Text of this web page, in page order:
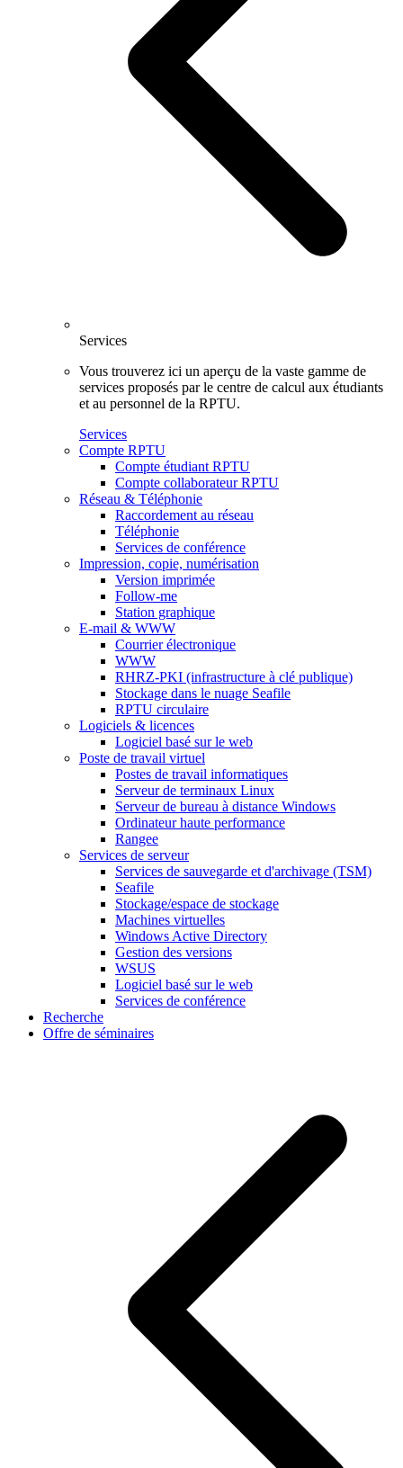
Services
Vous trouverez ici un aperçu de la vaste gamme de
services proposés par le centre de calcul aux étudiants
et au personnel de la RPTU.
Services
Compte RPTU
Compte étudiant RPTU
Compte collaborateur RPTU
Réseau & Téléphonie
Raccordement au réseau
Téléphonie
Services de conférence
Impression, copie, numérisation
Version imprimée
Follow-me
Station graphique
E-mail & WWW
Courrier électronique
WWW
RHRZ-PKI (infrastructure à clé publique)
Stockage dans le nuage Seafile
RPTU circulaire
Logiciels & licences
Logiciel basé sur le web
Poste de travail virtuel
Postes de travail informatiques
Serveur de terminaux Linux
Serveur de bureau à distance Windows
Ordinateur haute performance
Rangee
Services de serveur
Services de sauvegarde et d'archivage (TSM)
Seafile
Stockage/espace de stockage
Machines virtuelles
Windows Active Directory
Gestion des versions
WSUS
Logiciel basé sur le web
Services de conférence
Recherche
Offre de séminaires